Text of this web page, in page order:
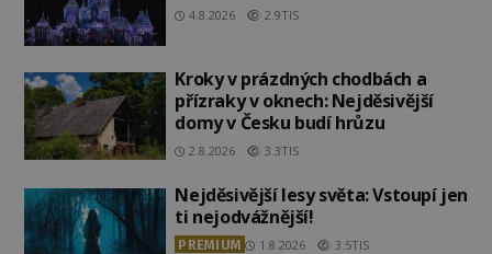
4.8.2026 2.9TIS
Kroky v prázdných chodbách a
přízraky v oknech: Nejděsivější
domy v Česku budí hrůzu
2.8.2026 3.3TIS
Nejděsivější lesy světa: Vstoupí jen
ti nejodvážnější!
PREMIUM 1.8.2026 3.5TIS